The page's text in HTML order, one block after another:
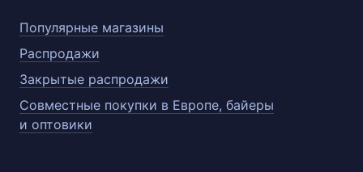
Популярные магазины
Распродажи
Закрытые распродажи
Совместные покупки в Европе, байеры
и оптовики